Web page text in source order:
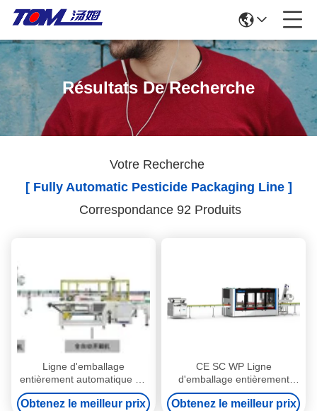
Résultats De Recherche
Votre Recherche
[ Fully Automatic Pesticide Packaging Line ]
Correspondance 92 Produits
Ligne d'emballage
entièrement automatique de
pesticides pour bouteille
agrochimique 100ml-1L
Obtenez le meilleur prix
CE SC WP Ligne
d'emballage entièrement
automatique de pesticides
pour bouteille agro-chimique
Obtenez le meilleur prix